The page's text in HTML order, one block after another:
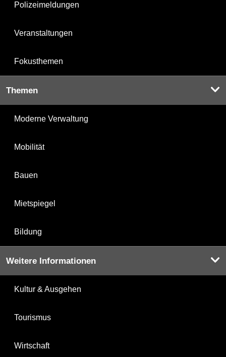
Polizeimeldungen
Veranstaltungen
Fokusthemen
Themen
Moderne Verwaltung
Mobilität
Bauen
Mietspiegel
Bildung
Weitere Informationen
Kultur & Ausgehen
Tourismus
Wirtschaft